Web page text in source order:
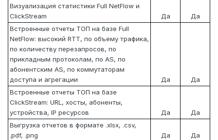
Визуализация статистики Full NetFlow и
ClickStream
Да
Да
Встроенные отчеты ТОП на базе Full
NetFlow: высокий RTT, по объему трафика,
по количеству перезапросов, по
прикладным протоколам, по AS, по
абонентским AS, по коммутаторам
доступа и агрегации
Да
Да
Встроенные отчеты ТОП на базе
ClickStream: URL, хосты, абоненты,
устройства, IP ресурсов
Да
Да
Выгрузка отчетов в формате .xlsx, .csv,
.pdf, .png
Да
Да